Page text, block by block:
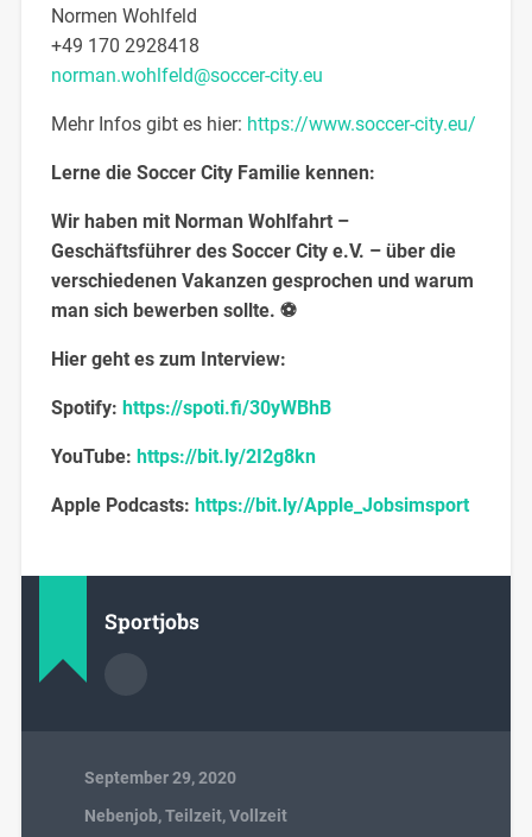
Normen Wohlfeld
+49 170 2928418
norman.wohlfeld@soccer-city.eu
Mehr Infos gibt es hier: https://www.soccer-city.eu/
Lerne die Soccer City Familie kennen:
Wir haben mit Norman Wohlfahrt –
Geschäftsführer des Soccer City e.V. – über die
verschiedenen Vakanzen gesprochen und warum
man sich bewerben sollte. ⚽
Hier geht es zum Interview:
Spotify: https://spoti.fi/30yWBhB
YouTube: https://bit.ly/2I2g8kn
Apple Podcasts: https://bit.ly/Apple_Jobsimsport
Sportjobs
September 29, 2020
Nebenjob,Teilzeit,Vollzeit